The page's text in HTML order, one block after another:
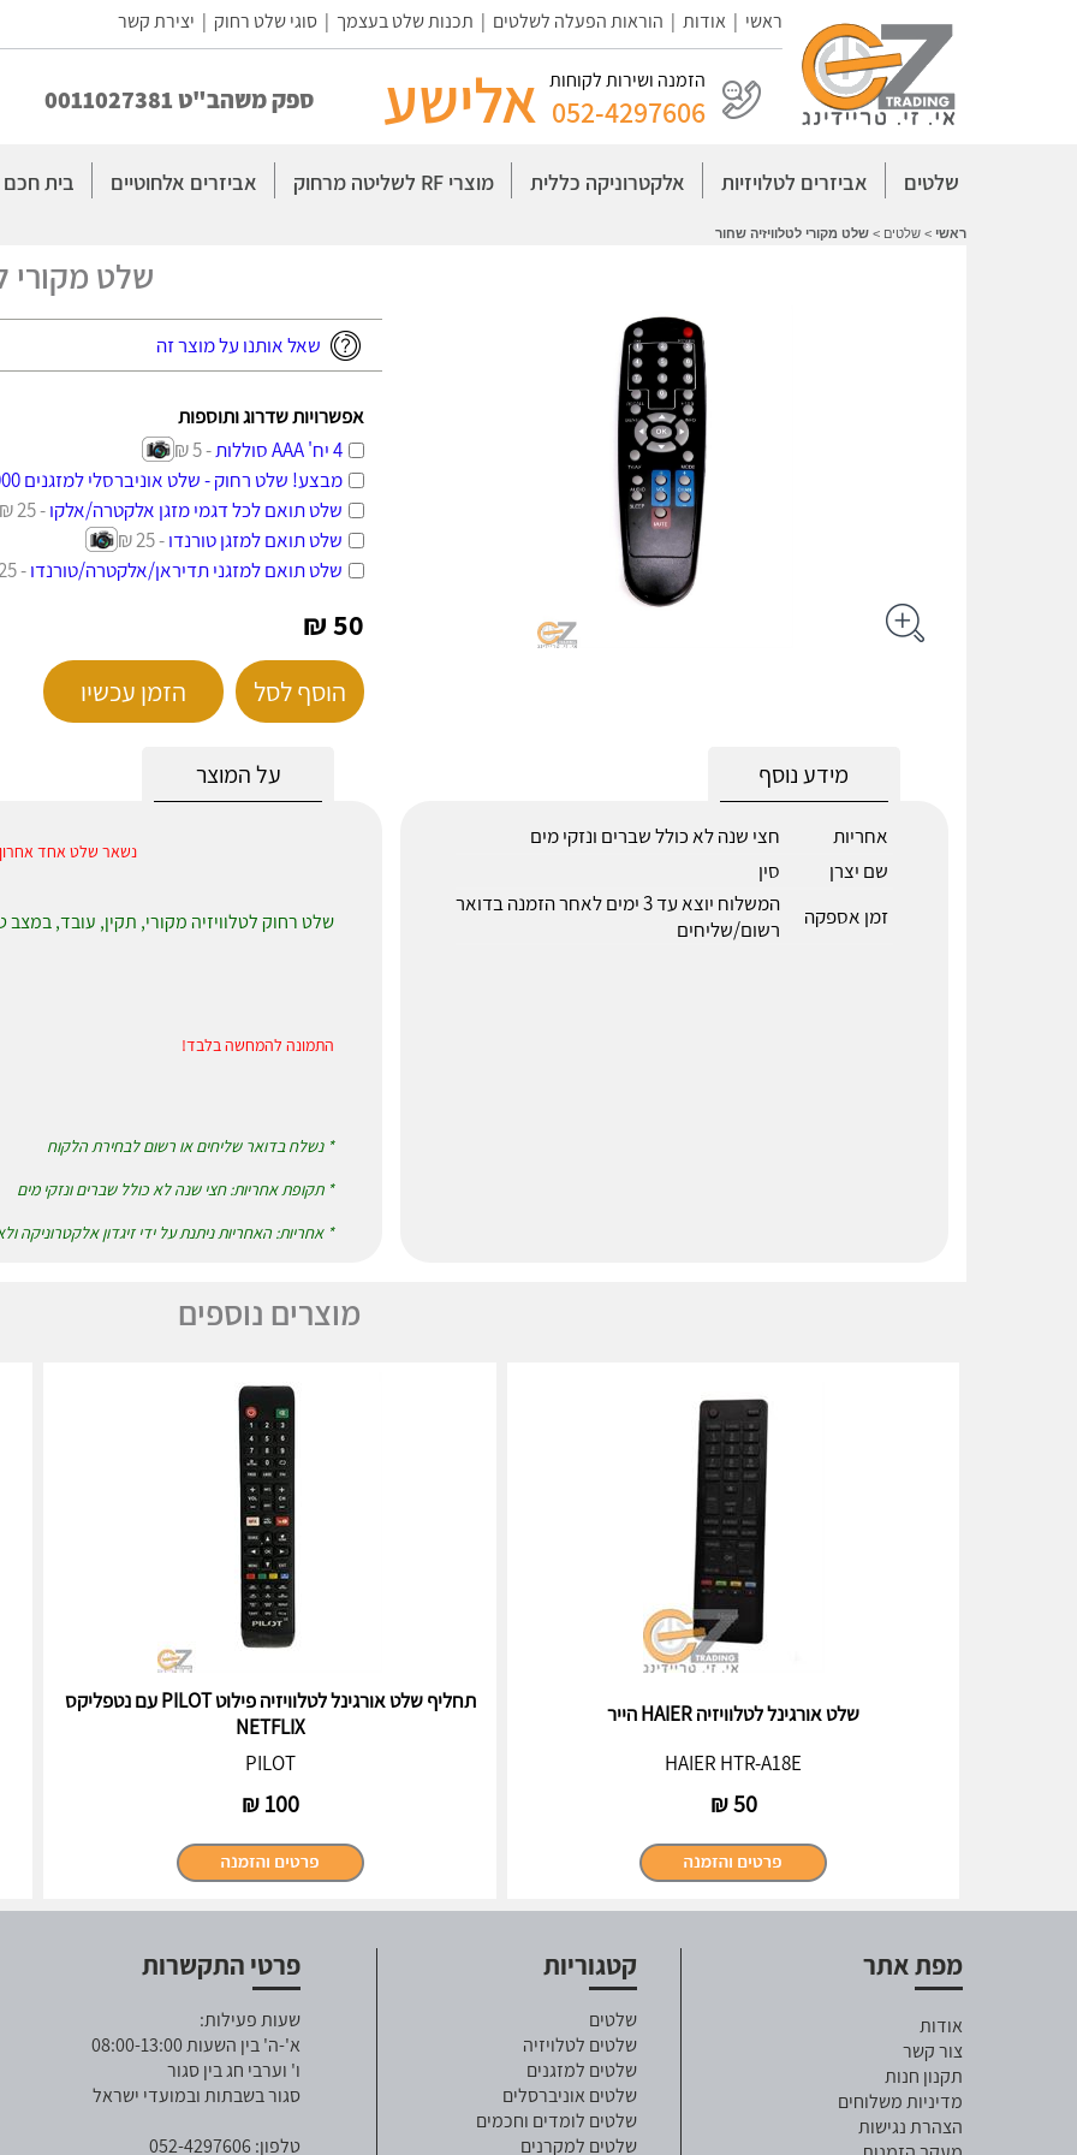
ראשי | אודות | הוראות הפעלה לשלטים | תכנות שלט בעצמך |סוגי שלט רחוק | יצירת קשר
הזמנה ושירות לקוחות
052-4297606 אלישע ספק משהב"ט 0011027381
שלטים אביזרים לטלויזיות אלקטרוניקה כללית מוצרי RF לשליטה מרחוק אביזרים אלחוטיים בית חכם
ראשי > שלטים > שלט מקורי לטלוויזיה שחור
שלט מקורי
שאל אותנו על מוצר זה
אפשרויות שדרוג ותוספות
4 יח' AAA סוללות
- 5 ₪
מבצע! שלט רחוק - שלט אוניברסלי למזגנים 1000 ב-1
שלט תואם לכל דגמי מזגן אלקטרה/אלקו- 25 ₪
שלט תואם למזגן טורנדו- 25 ₪
שלט תואם למזגני תדיראן/אלקטרה/טורנדו- 25 ₪
50 ₪
הוסף לסל הזמן עכשיו
על המוצר
נשאר שלט אחד אחרון,
שלט רחוק לטלוויזיה מקורי, תקין, עובד,
התמונה להמחשה בלבד!
* נשלח בדואר שליחים או רשום לבחירת הלקוח
* תקופת אחריות: חצי שנה לא כולל שברים ונזקי מים
* אחריות: האחריות ניתנת על ידי זיגדון אלקטרוניקה
מידע נוסף
אחריות
חצי שנה לא כולל שברים ונזקי מים
שם יצרן
סין
זמן אספקה
המשלוח יוצא עד 3 ימים לאחר הזמנה בדואר
רשום/שליחים
מוצרים נוספים
שלט אורגינל לטלוויזיה HAIER הייר
HAIER HTR-A18E
50
₪
תחליף שלט אורגינל לטלוויזיה פילוט PILOT עם נטפליקס
NETFLIX
PILOT
100
₪
מפת אתר
אודות
צור קשר
תקנון חנות
מדיניות משלוחים
הצהרת נגישות
קטגוריות
שלטים
שלטים לטלויזיה
שלטים למזגנים
שלטים אוניברסלים
שלטים לומדים וחכמים
שלטים למקרנים
פרטי התקשרות
שעות פעילות:
א'-ה' בין השעות 08:00-13:00
ו' וערבי חג בין סגור
סגור בשבתות ובמועדי ישראל
טלפון: 052-4297606